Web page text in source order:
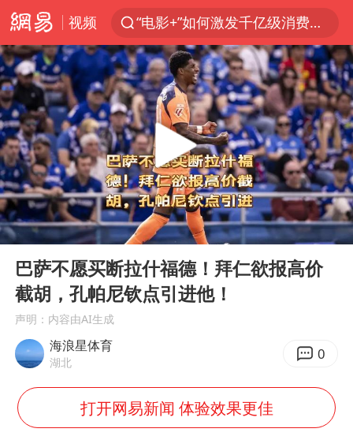
视频
“电影+”如何激发千亿级消费新活力？
全球首个长时储能一体化产业园量产
台风白海豚已进入24小时警戒线
“秋天的第一杯奶茶”6岁了
上海：台风白海豚或将带来龙卷风
四川宜宾高县4.9级地震致1死
国乒男单横滨冠军赛全军覆没
38岁演员求职万岁山NPC成功
胡彦斌获《歌手2026》歌王
中巨芯：上半年归母净利润1405.77万元
东航：国内客票提前14天免费退改
Play
00:00 01:37
巴萨不愿买断拉什福德！拜仁欲报高价
截胡，孔帕尼钦点引进他！
声明：内容由AI生成
海浪星体育
湖北 0
打开网易新闻 体验效果更佳